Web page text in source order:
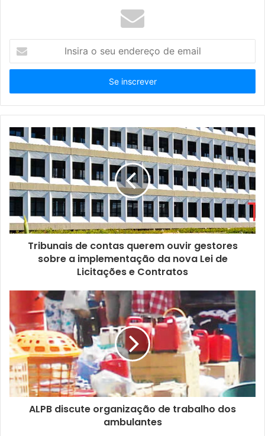
s
r
a
s
e
u
n
d
r
e
e
a
i
l
Tribunais de contas querem ouvir gestores
sobre a implementação da nova Lei de
Licitações e Contratos
ALPB discute organização de trabalho dos
ambulantes